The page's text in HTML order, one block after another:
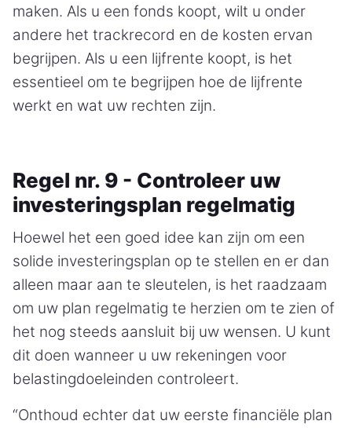
maken. Als u een fonds koopt, wilt u onder
andere het trackrecord en de kosten ervan
begrijpen. Als u een lijfrente koopt, is het
essentieel om te begrijpen hoe de lijfrente
werkt en wat uw rechten zijn.
Regel nr. 9 - Controleer uw
investeringsplan regelmatig
Hoewel het een goed idee kan zijn om een
solide investeringsplan op te stellen en er dan
alleen maar aan te sleutelen, is het raadzaam
om uw plan regelmatig te herzien om te zien of
het nog steeds aansluit bij uw wensen. U kunt
dit doen wanneer u uw rekeningen voor
belastingdoeleinden controleert.
“Onthoud echter dat uw eerste financiële plan